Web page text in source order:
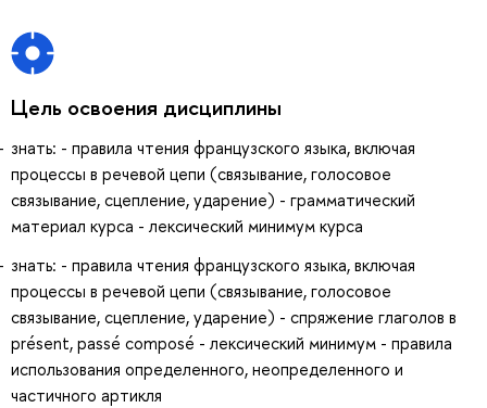
Цель освоения дисциплины
знать: - правила чтения французского языка, включая
процессы в речевой цепи (связывание, голосовое
связывание, сцепление, ударение) - грамматический
материал курса - лексический минимум курса
знать: - правила чтения французского языка, включая
процессы в речевой цепи (связывание, голосовое
связывание, сцепление, ударение) - спряжение глаголов в
présent, passé composé - лексический минимум - правила
использования определенного, неопределенного и
частичного артикля